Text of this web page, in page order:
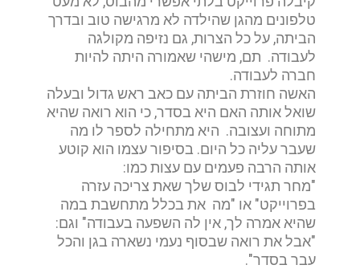
טלפונים מהגן שהילדה לא מרגישה טוב ובדרך
הביתה, על כל הצרות, גם נזיפה מקולגה
לעבודה. תם, מישהי שאמורה היתה להיות
חברה לעבודה.
האשה חוזרת הביתה עם כאב ראש גדול ובעלה
שואל אותה האם היא בסדר, כי הוא רואה שהיא
מתוחה ועצובה. היא מתחילה לספר לו מה
שעבר עליה כל היום. בסיפור עצמו הוא קוטע
אותה הרבה פעמים עם עצות כמו:
"מחר תגידי לבוס שלך שאת צריכה עזרה
בפרוייקט" או "מה את בכלל מתחשבת במה
שהיא אמרה לך, אין לה השפעה בעבודה" וגם:
"אבל את רואה שבסוף נעמי נשארה בגן והכל
עבר בסדר".